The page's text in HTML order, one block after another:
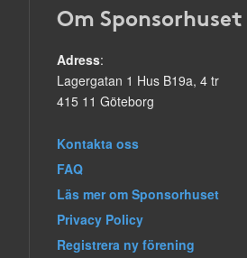
Om Sponsorhuset
Adress:
Lagergatan 1 Hus B19a, 4 tr
415 11 Göteborg
Kontakta oss
FAQ
Läs mer om Sponsorhuset
Privacy Policy
Registrera ny förening